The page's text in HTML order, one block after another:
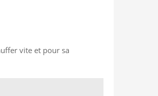
vite et pour sa